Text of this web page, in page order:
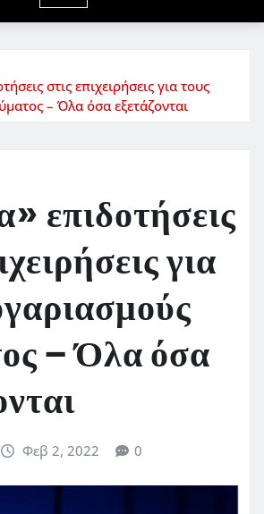
στις επιχειρήσεις για τους
– Όλα όσα εξετάζονται
επιδοτήσεις
για
– Όλα όσα
Φεβ 2, 2022 0